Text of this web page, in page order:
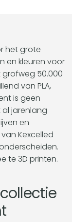
het grote
en kleuren voor
grofweg 50.000
van PLA,
is geen
jarenlang
en
Kexcelled
te 3D printen.